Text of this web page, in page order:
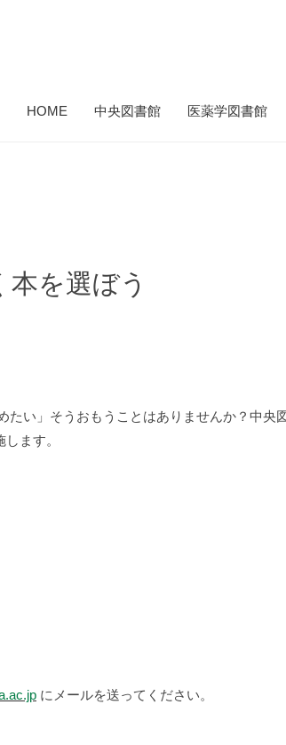
HOME 中央図書館 医薬学図書館
本を選ぼう
い」そうおもうことはありませんか？中央
ます。
にメールを送ってください。